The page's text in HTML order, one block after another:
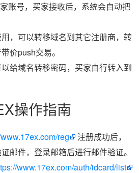
账号，买家接收后，系统会自动把
，可以转移域名到其它注册商，转
价push交易。
给域名转移密码，买家自行转入到
操作指南
reg
注册成功后，
邮件，登录邮箱后进行邮件验证。
www.17ex.com/auth/idcard/list